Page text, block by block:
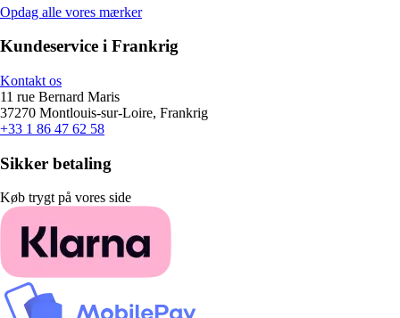
Opdag alle vores mærker
Kundeservice i Frankrig
Kontakt os
11 rue Bernard Maris
37270 Montlouis-sur-Loire, Frankrig
+33 1 86 47 62 58
Sikker betaling
Køb trygt på vores side